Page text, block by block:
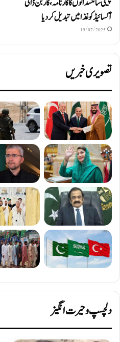
چینی سائنسدانوں کا کارنامہ، کاربن ڈائی
آکسائیڈ کو غذا میں تبدیل کردیا
19/07/2025
تصویری خبریں
دلچسپ و حیرت انگیز